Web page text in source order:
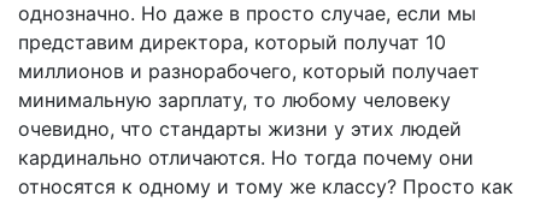
однозначно. Но даже в просто случае, если мы
представим директора, который получат 10
миллионов и разнорабочего, который получает
минимальную зарплату, то любому человеку
очевидно, что стандарты жизни у этих людей
кардинально отличаются. Но тогда почему они
относятся к одному и тому же классу? Просто как